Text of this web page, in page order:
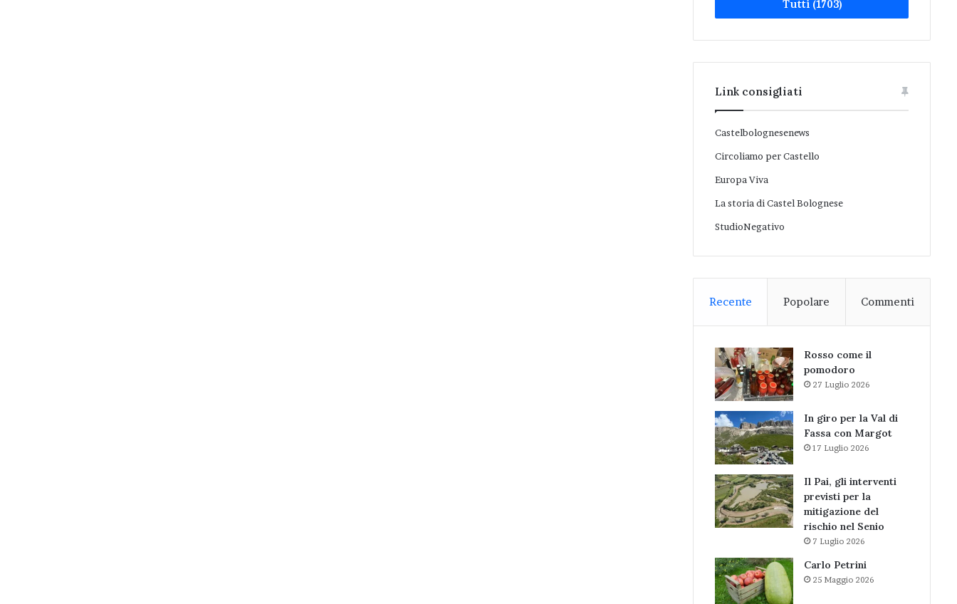
Tutti (1703)
Link consigliati
Castelbolognesenews
Circoliamo per Castello
Europa Viva
La storia di Castel Bolognese
StudioNegativo
Recente Popolare Commenti
Rosso come il
pomodoro
27 Luglio 2026
In giro per la Val di
Fassa con Margot
17 Luglio 2026
Il Pai, gli interventi
previsti per la
mitigazione del
rischio nel Senio
7 Luglio 2026
Carlo Petrini
25 Maggio 2026